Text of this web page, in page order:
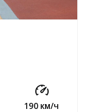
190 км/ч